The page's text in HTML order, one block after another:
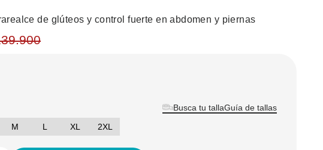
de glúteos y control fuerte en abdomen y piernas
.900
M L XL 2XL
Guía de tallas